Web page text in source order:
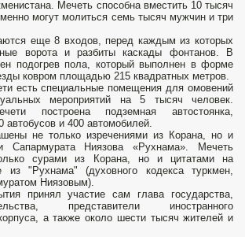
Мечеть способна вместить 10 тысяч
могут молиться семь тысяч мужчин и три
еще 8 входов, перед каждым из которых
ворота и разбиты каскады фонтанов. В
подогрев пола, который выполнен в форме
ковром площадью 215 квадратных метров.
есть специальные помещения для омовений
мероприятий на 5 тысяч человек.
построена подземная автостоянка,
автобусов и 400 автомобилей.
не только изречениями из Корана, но и
Сапармурата Ниязова «Рухнама». Мечеть
сурами из Корана, но и цитатами на
из "Рухнама" (духовного кодекса туркмен,
Ниязовым).
принял участие сам глава государства,
представители иностранного
а также около шести тысяч жителей и